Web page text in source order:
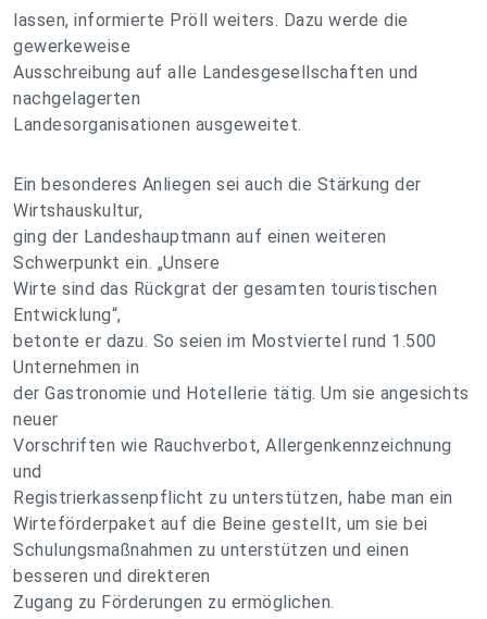
lassen, informierte Pröll weiters. Dazu werde die
gewerkeweise
Ausschreibung auf alle Landesgesellschaften und
nachgelagerten
Landesorganisationen ausgeweitet.
Ein besonderes Anliegen sei auch die Stärkung der
Wirtshauskultur,
ging der Landeshauptmann auf einen weiteren
Schwerpunkt ein. „Unsere
Wirte sind das Rückgrat der gesamten touristischen
Entwicklung“,
betonte er dazu. So seien im Mostviertel rund 1.500
Unternehmen in
der Gastronomie und Hotellerie tätig. Um sie angesichts
neuer
Vorschriften wie Rauchverbot, Allergenkennzeichnung
und
Registrierkassenpflicht zu unterstützen, habe man ein
Wirteförderpaket auf die Beine gestellt, um sie bei
Schulungsmaßnahmen zu unterstützen und einen
besseren und direkteren
Zugang zu Förderungen zu ermöglichen.